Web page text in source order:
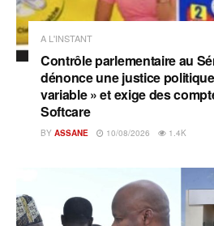
A L'INSTANT
Contrôle parlementaire au
dénonce une justice
variable » et exige des
Softcare
BY ASSANE 10/08/2026 1.4K